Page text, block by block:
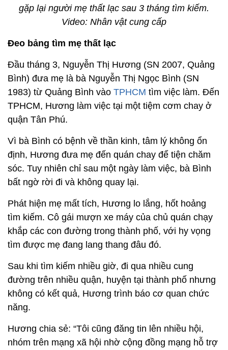
gặp lại người mẹ thất lạc sau 3 tháng tìm kiếm.
Video: Nhân vật cung cấp
Đeo bảng tìm mẹ thất lạc
Đầu tháng 3, Nguyễn Thị Hương (SN 2007, Quảng
Bình) đưa mẹ là bà Nguyễn Thị Ngọc Bình (SN
1983) từ Quảng Bình vào TPHCM tìm việc làm. Đến
TPHCM, Hương làm việc tại một tiệm cơm chay ở
quận Tân Phú.
Vì bà Bình có bệnh về thần kinh, tâm lý không ổn
định, Hương đưa mẹ đến quán chay để tiện chăm
sóc. Tuy nhiên chỉ sau một ngày làm việc, bà Bình
bất ngờ rời đi và không quay lại.
Phát hiện mẹ mất tích, Hương lo lắng, hốt hoảng
tìm kiếm. Cô gái mượn xe máy của chủ quán chạy
khắp các con đường trong thành phố, với hy vọng
tìm được mẹ đang lang thang đâu đó.
Sau khi tìm kiếm nhiều giờ, đi qua nhiều cung
đường trên nhiều quận, huyện tại thành phố nhưng
không có kết quả, Hương trình báo cơ quan chức
năng.
Hương chia sẻ: “Tôi cũng đăng tin lên nhiều hội,
nhóm trên mạng xã hội nhờ cộng đồng mạng hỗ trợ